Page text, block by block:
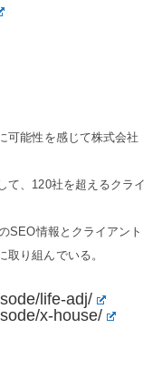
可能性を感じて株式会社
て、120社を超えるクライ
SEO情報とクライアント
り組んでいる。
life-adj/
x-house/